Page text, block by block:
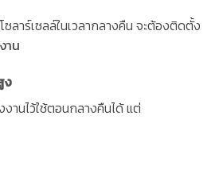
ลาร์เซลล์ในเวลากลางคืน จะต้องติดตั้ง
าน
ง
านไว้ใช้ตอนกลางคืนได้ แต่